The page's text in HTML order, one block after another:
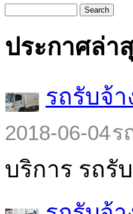
Search
ประกาศล่า
รถรับจ้
2018-06-04ร
บริการ รถรั